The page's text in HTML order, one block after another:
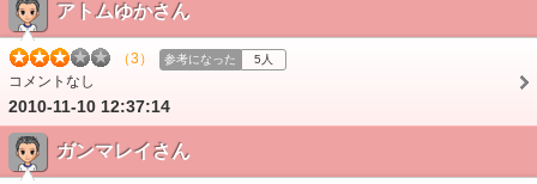
アトムゆかさん
（3） 参考になった 5人
コメントなし
2010-11-10 12:37:14
ガンマレイさん